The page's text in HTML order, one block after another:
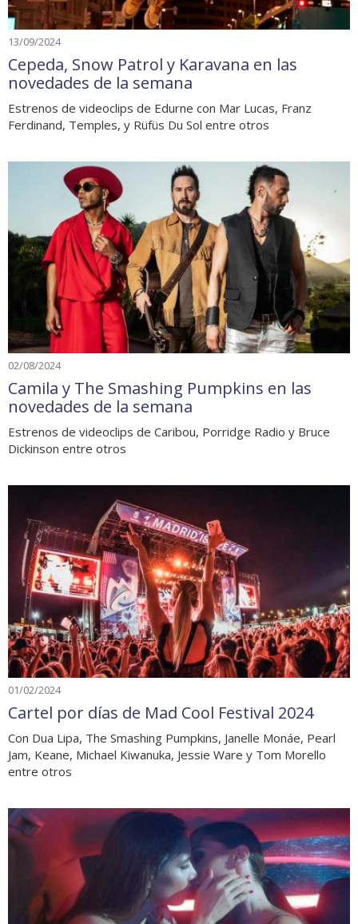
13/09/2024
Cepeda, Snow Patrol y Karavana en las
novedades de la semana
Estrenos de videoclips de Edurne con Mar Lucas, Franz
Ferdinand, Temples, y Rüfüs Du Sol entre otros
02/08/2024
Camila y The Smashing Pumpkins en las
novedades de la semana
Estrenos de videoclips de Caribou, Porridge Radio y Bruce
Dickinson entre otros
01/02/2024
Cartel por días de Mad Cool Festival 2024
Con Dua Lipa, The Smashing Pumpkins, Janelle Monáe, Pearl
Jam, Keane, Michael Kiwanuka, Jessie Ware y Tom Morello
entre otros